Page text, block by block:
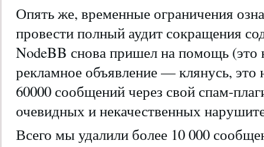
Опять же, временные ограничения
провести полный аудит сокращения
NodeBB снова пришел на помощь (это
рекламное объявление — клянусь, это
60000 сообщений через свой спам-
очевидных и некачественных
Всего мы удалили более 10 000